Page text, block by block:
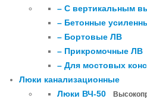
– С вертикальным
– Бетонные
– Бортовые ЛВ
– Прикромочные ЛВ
– Для мостовых
Люки канализационные
Люки ВЧ-50